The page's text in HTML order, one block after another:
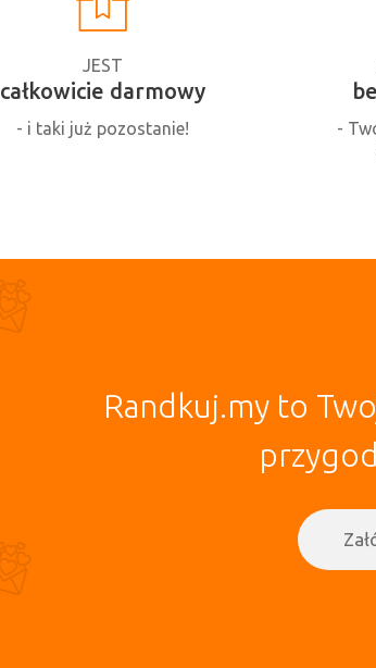
JEST
całkowicie darmowy
- i taki już pozostanie!
-
Randkuj.my to